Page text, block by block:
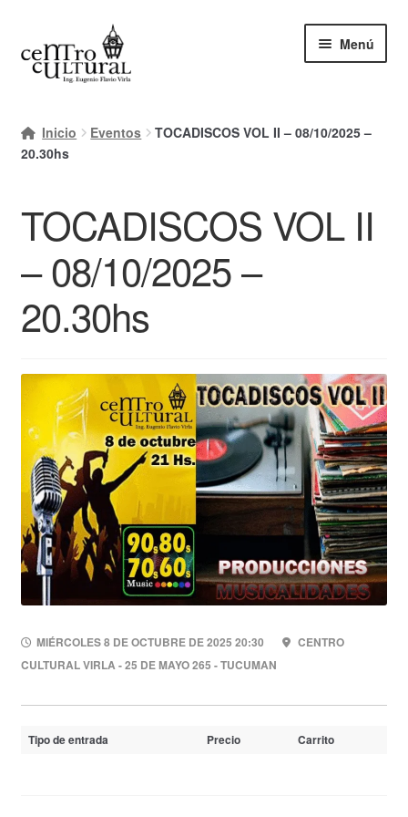
a
al
contenido
Menú
Mi cuenta
Finalizar compra
Ayuda Rapida
Inicio Eventos
TOCADISCOS VOL II – 08/10/2025 –
20.30hs
TOCADISCOS VOL II
– 08/10/2025 –
20.30hs
MIÉRCOLES 8 DE OCTUBRE DE 2025 20:30
CENTRO
CULTURAL VIRLA - 25 DE MAYO 265 - TUCUMAN
Tipo de entrada Precio Carrito